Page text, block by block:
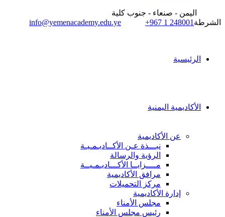
اليمن - صنعاء - جنوب كلية
الشرطة
info@yemenacademy.edu.ye +967 1 248001
الرئيسية
الأكاديمية اليمنية
عن الأكاديمية
نبـــذة عـن الأكــاديـمـيـة
الرؤية والرسالة
مــــزايــا الأكـــاديـمـيــة
مرافق الأكاديمية
مركز التحميلات
إدارة الأكاديمية
مجلس الأمناء
رئيس مجلس الأمناء